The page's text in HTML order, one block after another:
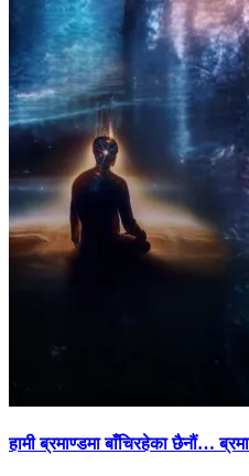
हामी ब्रमाण्डमा बाँचिरहेका छैनौं…